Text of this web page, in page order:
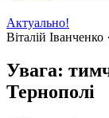
Актуально!
Віталій Іванченко ·
Увага:
Тернополі